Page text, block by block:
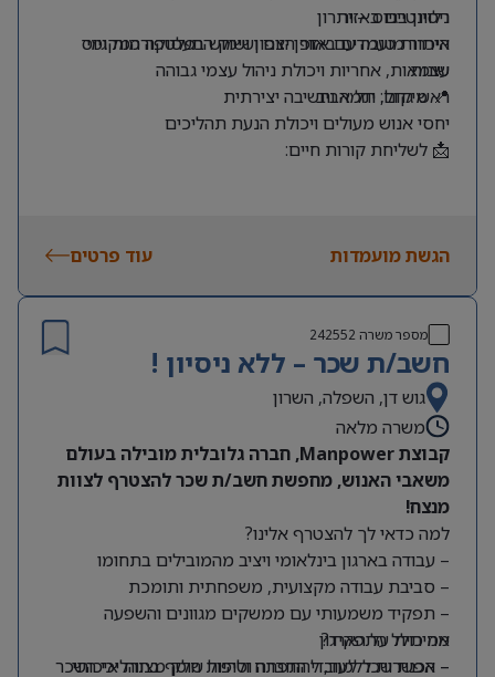
רלוונטיים באזור
איתור מועמדים באופן יזום ושימוש בפלטפורמות גיוס
שונות
ניסיון בגיוס – יתרון
היכרות טובה עם אזור הצפון ושוק התעסוקה המקומי
עצמאות, אחריות ויכולת ניהול עצמי גבוהה
ראש גדול, יוזמה וחשיבה יצירתית
יחסי אנוש מעולים ויכולת הנעת תהליכים
📍 מיקום: תל אביב
📩 לשליחת קורות חיים:
הגשת מועמדות עוד פרטים
מספר משרה 242552
חשב/ת שכר – ללא ניסיון !
גוש דן, השפלה, השרון
משרה מלאה
קבוצת Manpower, חברה גלובלית מובילה בעולם
משאבי האנוש, מחפשת חשב/ת שכר להצטרף לצוות
מנצח!
למה כדאי לך להצטרף אלינו?
– עבודה בארגון בינלאומי ויציב מהמובילים בתחומו
– סביבת עבודה מקצועית, משפחתית ותומכת
– תפקיד משמעותי עם ממשקים מגוונים והשפעה
אמיתית על הארגון
– אפשרות ללמוד, להתפתח ולהיות חלק מצוות איכותי
מה כולל התפקיד?
– הכנת שכר לעובדי החברה וטיפול שוטף בתהליכי השכר